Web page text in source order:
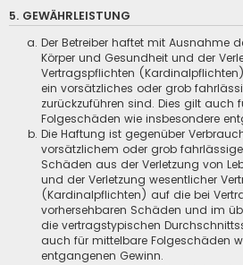
5. GEWÄHRLEISTUNG
Der Betreiber haftet mit Ausnahme
Körper und Gesundheit und der
Vertragspflichten
ein vorsätzliches oder grob
zurückzuführen sind. Dies gilt auch
Folgeschäden wie insbesondere
Die Haftung ist gegenüber
vorsätzlichem oder grob
Schäden aus der Verletzung von
und der Verletzung wesentlicher
(Kardinalpflichten) auf die bei
vorhersehbaren Schäden und im
die vertragstypischen
auch für mittelbare Folgeschäden
entgangenen Gewinn.